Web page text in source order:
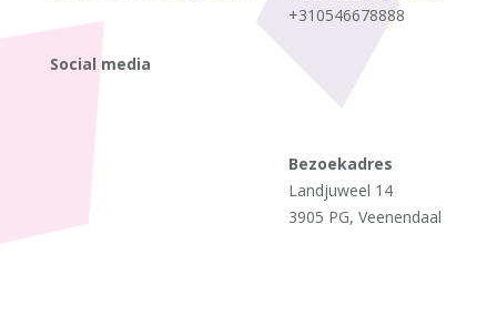
Social media
+310546678888
Bezoekadres
Landjuweel 14
3905 PG, Veenendaal